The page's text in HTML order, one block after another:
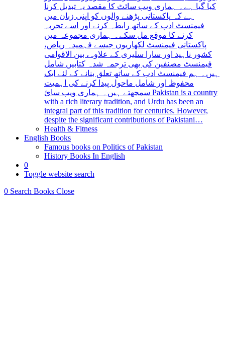
کیا گیا ہے۔ ہماری ویب سائٹ کا مقصد یہ تبدیل کرنا
ہے کہ پاکستانی پڑھنے والوں کو اپنی زبان میں
فیمنسٹ ادب کے ساتھ رابطہ کرنے اور اسے تجربہ
کرنے کا موقع مل سکے۔ ہماری مجموعہ میں
پاکستانی فیمنسٹ لکھاریوں جیسے فہمیدہ ریاض،
کشور ناہید اور سارا سلیری کے علاوہ، بین الاقوامی
فیمنسٹ مصنفین کی بھی ترجمہ شدہ کتابیں شامل
ہیں۔ ہم فیمنسٹ ادب کے ساتھ تعلق بنانے کے لئے ایک
محفوظ اور شامل ماحول پیدا کرنے کی اہمیت
سمجھتے ہیں۔ ہماری ویب سائ Pakistan is a country
with a rich literary tradition, and Urdu has been an
integral part of this tradition for centuries. However,
despite the significant contributions of Pakistani…
Health & Fitness
English Books
Famous books on Politics of Pakistan
History Books In English
0
Toggle website search
0 Search Books Close